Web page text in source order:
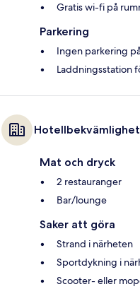
Gratis wi-fi på
Parkering
Ingen parkering
Laddningsstation
Mat och dryck
2 restauranger
Bar/lounge
Saker att göra
Strand i närheten
Sportdykning i
Scooter- eller